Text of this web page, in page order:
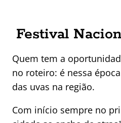
Festival
Quem tem a
no roteiro: é nessa
das uvas na região.
Com início sempre no